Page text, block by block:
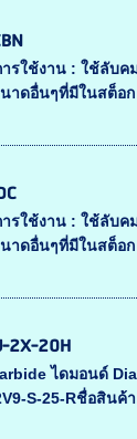
รใช้งาน : ใช้ลับค
าดอื่นๆที่มีในสต็อ
รใช้งาน : ใช้ลับค
าดอื่นๆที่มีในสต็อ
2X-20H
ไดมอนด์
S-25-Rชื่อสินค้